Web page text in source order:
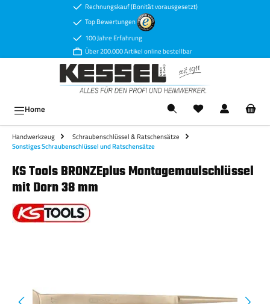
Zum Hauptinhalt springenRechnungskauf (Bonität vorausgesetzt)
Top Bewertungen
100 Jahre Erfahrung
Über 200.000 Artikel online bestellbar
Home
Handwerkzeug
Schraubenschlüssel & Ratschensätze
Sonstiges Schraubenschlüssel und Ratschensätze
KS Tools BRONZEplus Montagemaulschlüssel
mit Dorn 38 mm